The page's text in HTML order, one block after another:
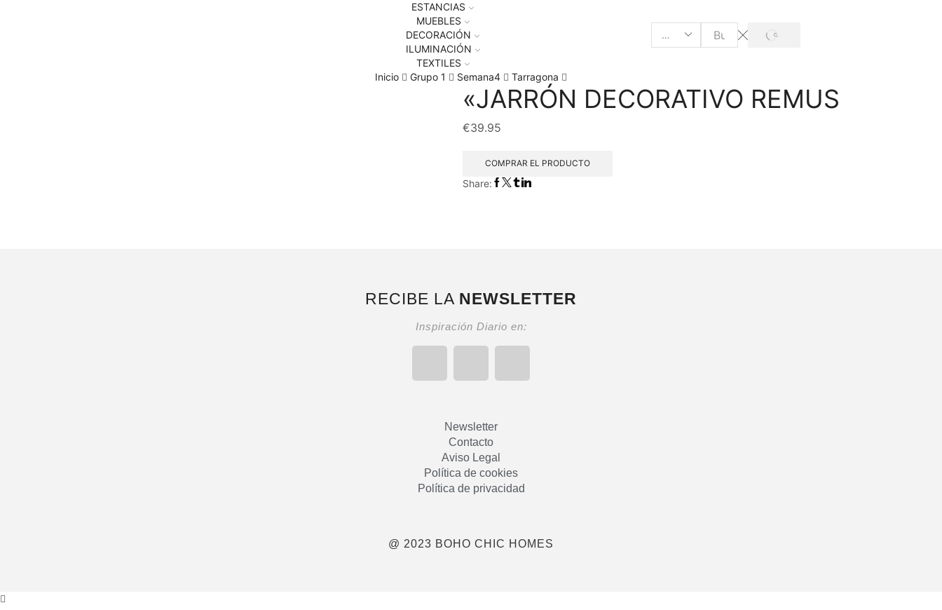
ESTANCIAS
MUEBLES
DECORACIÓN
ILUMINACIÓN
TEXTILES
Inicio
Grupo 1 Semana4 Tarragona
«JARRÓN DECORATIVO REMUS
€39.95
COMPRAR EL PRODUCTO
Share:
RECIBE LA NEWSLETTER
Inspiración Diario en:
Newsletter
Contacto
Aviso Legal
Política de cookies
Política de privacidad
@ 2023 BOHO CHIC HOMES